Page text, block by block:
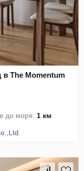
в The Momentum
до моря:1 км